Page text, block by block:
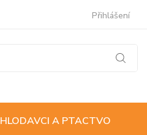
Přihlášení
HLODAVCI A PTACTVO